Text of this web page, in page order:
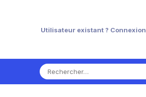
Utilisateur existant ? Connexion